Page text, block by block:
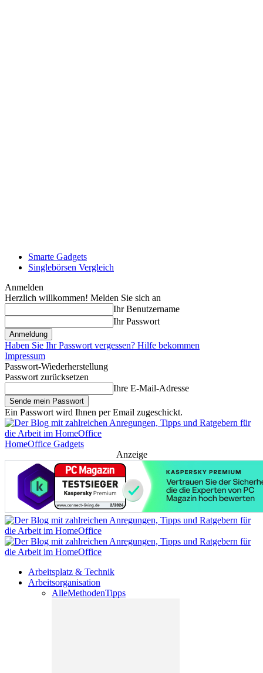
Smarte Gadgets
Singlebörsen Vergleich
Anmelden
Herzlich willkommen! Melden Sie sich an
Ihr Benutzername
Ihr Passwort
Haben Sie Ihr Passwort vergessen? Hilfe bekommen
Impressum
Passwort-Wiederherstellung
Passwort zurücksetzen
Ihre E-Mail-Adresse
Ein Passwort wird Ihnen per Email zugeschickt.
HomeOffice Gadgets
Anzeige
Arbeitsplatz & Technik
Arbeitsorganisation
AlleMethodenTipps